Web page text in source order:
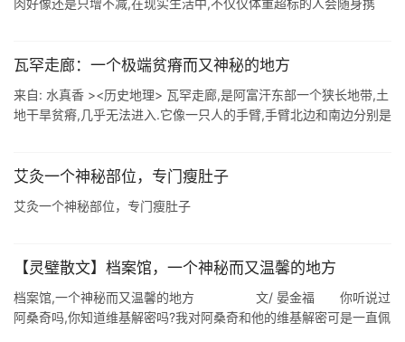
肉好像还是只增不减,在现实生活中,不仅仅体重超标的人会随身携
瓦罕走廊：一个极端贫瘠而又神秘的地方
来自: 水真香 ><历史地理> 瓦罕走廊,是阿富汗东部一个狭长地带,土
地干旱贫瘠,几乎无法进入.它像一只人的手臂,手臂北边和南边分别是
艾灸一个神秘部位，专门瘦肚子
艾灸一个神秘部位，专门瘦肚子
【灵璧散文】档案馆，一个神秘而又温馨的地方
档案馆,一个神秘而又温馨的地方 文/ 晏金福 你听说过
阿桑奇吗,你知道维基解密吗?我对阿桑奇和他的维基解密可是一直佩